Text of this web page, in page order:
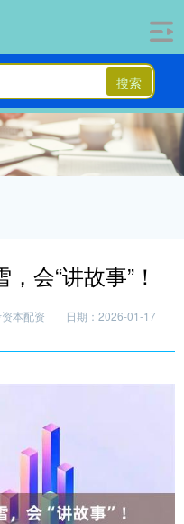
搜索
会“讲故事”！
本配资
日期：2026-01-17